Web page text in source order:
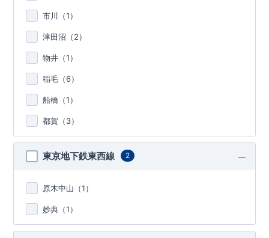
市川（1）
津田沼（2）
物井（1）
稲毛（6）
船橋（1）
都賀（3）
東京地下鉄東西線 2
原木中山（1）
妙典（1）